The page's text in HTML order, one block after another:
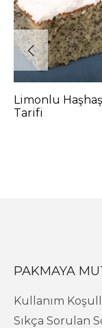
Limonlu
Tarifi
PAKMAYA
Kullanım
Sıkça Sorulan